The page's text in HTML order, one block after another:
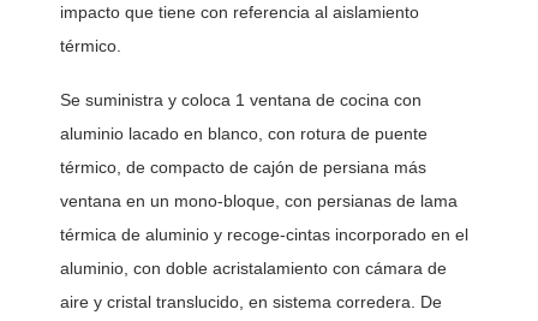
impacto que tiene con referencia al aislamiento
térmico.
Se suministra y coloca 1 ventana de cocina con
aluminio lacado en blanco, con rotura de puente
térmico, de compacto de cajón de persiana más
ventana en un mono-bloque, con persianas de lama
térmica de aluminio y recoge-cintas incorporado en el
aluminio, con doble acristalamiento con cámara de
aire y cristal translucido, en sistema corredera. De